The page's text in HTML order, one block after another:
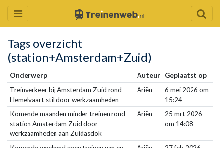
Tags overzicht
(station+Amsterdam+Zuid)
Onderwerp Auteur
Geplaatst op
Treinverkeer bij Amsterdam Zuid rond
Hemelvaart stil door werkzaamheden
Ariën
6 mei 2026 om
15:24
Komende maanden minder treinen rond
station Amsterdam Zuid door
werkzaamheden aan Zuidasdok
Ariën
25 mrt 2026
om 14:08